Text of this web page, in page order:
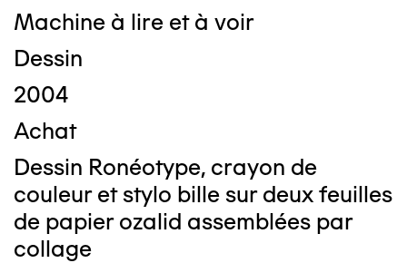
Machine à lire et à voir
Dessin
2004
Achat
Dessin Ronéotype, crayon de
couleur et stylo bille sur deux feuilles
de papier ozalid assemblées par
collage